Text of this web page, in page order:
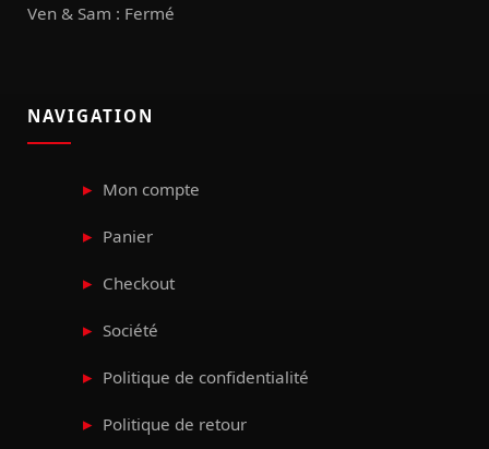
Ven & Sam : Fermé
NAVIGATION
Mon compte
Panier
Checkout
Société
Politique de confidentialité
Politique de retour